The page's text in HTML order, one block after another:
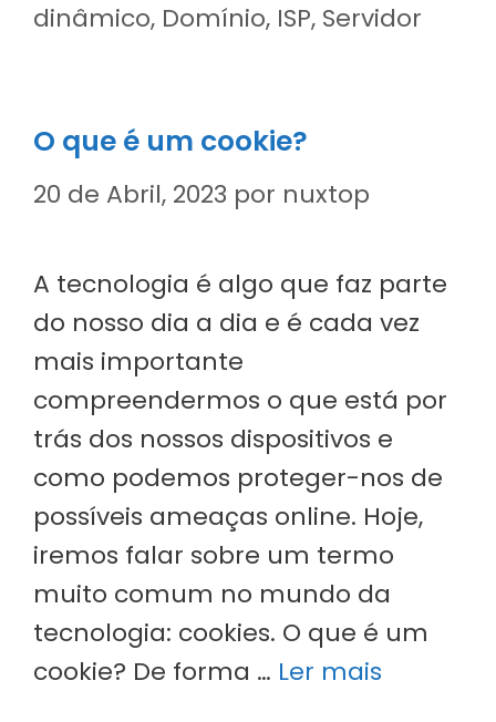
dinâmico, Domínio, ISP, Servidor
O que é um cookie?
20 de Abril, 2023 por nuxtop
A tecnologia é algo que faz parte
do nosso dia a dia e é cada vez
mais importante
compreendermos o que está por
trás dos nossos dispositivos e
como podemos proteger-nos de
possíveis ameaças online. Hoje,
iremos falar sobre um termo
muito comum no mundo da
tecnologia: cookies. O que é um
cookie? De forma … Ler mais